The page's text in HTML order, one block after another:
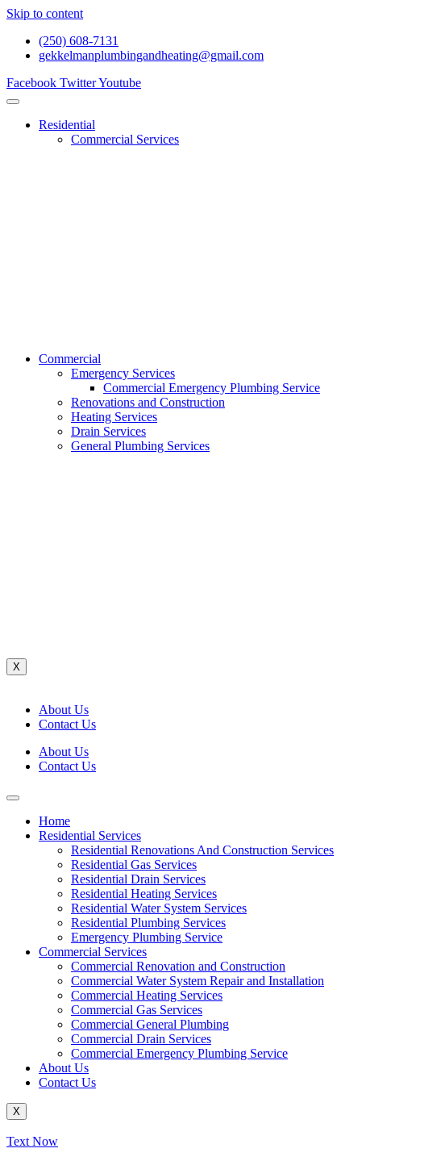
Skip to content
(250) 608-7131
gekkelmanplumbingandheating@gmail.com
Facebook TwitterYoutube
Residential
Commercial Services
Commercial
Emergency Services
Commercial Emergency Plumbing Service
Renovations and Construction
Heating Services
Drain Services
General Plumbing Services
X
About Us
Contact Us
About Us
Contact Us
Home
Residential Services
Residential Renovations And Construction Services
Residential Gas Services
Residential Drain Services
Residential Heating Services
Residential Water System Services
Residential Plumbing Services
Emergency Plumbing Service
Commercial Services
Commercial Renovation and Construction
Commercial Water System Repair and Installation
Commercial Heating Services
Commercial Gas Services
Commercial General Plumbing
Commercial Drain Services
Commercial Emergency Plumbing Service
About Us
Contact Us
X
Text Now